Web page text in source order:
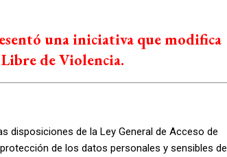
una iniciativa que modifica
Libre de Violencia.
disposiciones de la Ley General de Acceso de
de los datos personales y sensibles de